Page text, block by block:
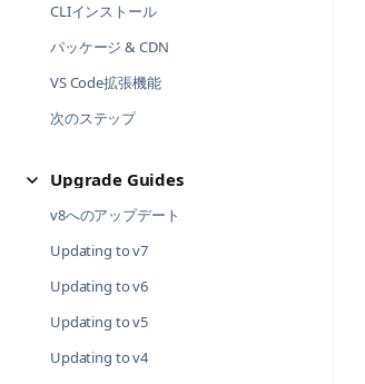
CLIインストール
パッケージ & CDN
VS Code拡張機能
次のステップ
Upgrade Guides
v8へのアップデート
Updating to v7
Updating to v6
Updating to v5
Updating to v4